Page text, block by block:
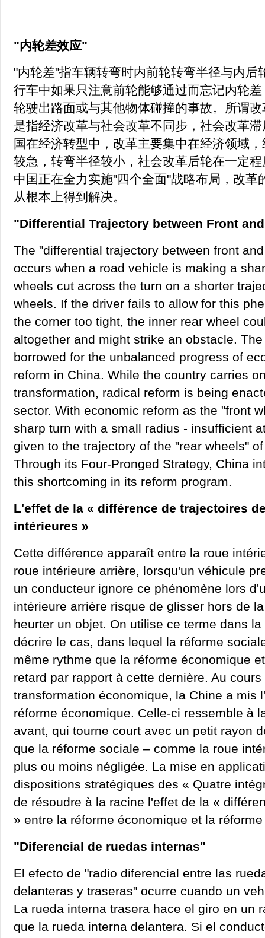
"内轮差效应"
"内轮差"指车辆转弯时内前轮转弯半径与内后
行车中如果只注意前轮能够通过而忘记内轮
轮驶出路面或与其他物体碰撞的事故。所谓
是指经济改革与社会改革不同步，社会改革
国在经济转型中，改革主要集中在经济领域
较急，转弯半径较小，社会改革后轮在一定
中国正在全力实施"四个全面"战略布局，改革
从根本上得到解决。
"Differential Trajectory between Front
The "differential trajectory between front
occurs when a road vehicle is making a
wheels cut across the turn on a shorter
wheels. If the driver fails to allow for this
the corner too tight, the inner rear wheel
altogether and might strike an obstacle.
borrowed for the unbalanced progress of
reform in China. While the country carries
transformation, radical reform is being
sector. With economic reform as the "front
sharp turn with a small radius - insufficient
given to the trajectory of the "rear wheels"
Through its Four-Pronged Strategy, China
this shortcoming in its reform program.
L'effet de la « différence de trajectoires
intérieures »
Cette différence apparaît entre la roue
roue intérieure arrière, lorsqu'un véhicule
un conducteur ignore ce phénomène lors
intérieure arrière risque de glisser hors de
heurter un objet. On utilise ce terme dans
décrire le cas, dans lequel la réforme
même rythme que la réforme économique
retard par rapport à cette dernière. Au cours
transformation économique, la Chine a mis
réforme économique. Celle-ci ressemble à
avant, qui tourne court avec un petit rayon
que la réforme sociale – comme la roue
plus ou moins négligée. La mise en
dispositions stratégiques des « Quatre
de résoudre à la racine l'effet de la «
» entre la réforme économique et la
"Diferencial de ruedas internas"
El efecto de "radio diferencial entre las
delanteras y traseras" ocurre cuando un
La rueda interna trasera hace el giro en un
que la rueda interna delantera. Si el